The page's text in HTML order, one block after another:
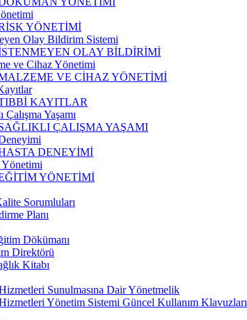
YÖNETİMİ
Olay Bildirim Sistemi
OLAY BİLDİRİMİ
ve Cihaz Yönetimi
VE CİHAZ YÖNETİMİ
KAYITLAR
Çalışma Yaşamı
ÇALIŞMA YAŞAMI
DENEYİMİ
YÖNETİMİ
Sorumluları
Planı
Dökümanı
Direktörü
Kitabı
Sunulmasına Dair Yönetmelik
Yönetim Sistemi Güncel Kullanım Klavuzları